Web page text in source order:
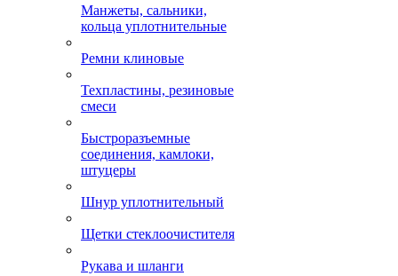
Манжеты, сальники,
кольца уплотнительные
Ремни клиновые
Техпластины, резиновые
смеси
Быстроразъемные
соединения, камлоки,
штуцеры
Шнур уплотнительный
Щетки стеклоочистителя
Рукава и шланги